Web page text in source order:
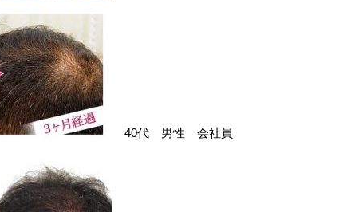
40代 男性 会社員